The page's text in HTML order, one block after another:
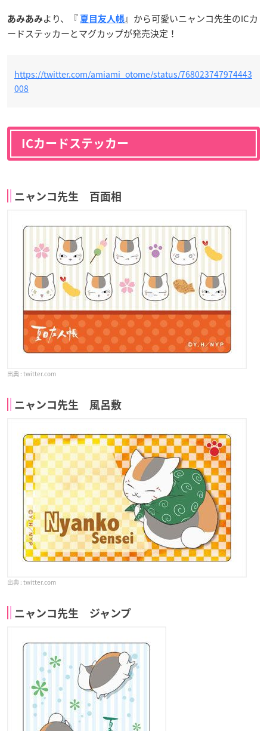
あみあみより、『 夏目友人帳』から可愛いニャンコ先生のICカ
ードステッカーとマグカップが発売決定！
https://twitter.com/amiami_otome/status/768023747974443
008
ICカードステッカー
ニャンコ先生 百面相
twitter.com
ニャンコ先生 風呂敷
twitter.com
ニャンコ先生 ジャンプ